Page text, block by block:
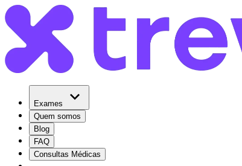
Exames
Quem somos
Blog
FAQ
Consultas Médicas